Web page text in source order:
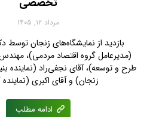
مرداد ۱۲, ۱۴۰۵
بازدید از نمایشگاه‌های زنجان توسط
(مدیرعامل گروه اقتصاد مردمی)،
طرح و توسعه)، آقای نجفی‌راد (نماینده
زنجان) و آقای اکبری
ادامه مطلب